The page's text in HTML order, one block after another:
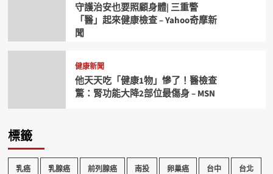
守護治安也要照顧身體| 三重警
「醫」起來健康檢查 – Yahoo奇摩新
聞
健康新聞
他天天吃「健康1物」慘了！醫檢查
驚：腎功能大降2部位最傷身 – MSN
標籤
乳癌 乳腺癌 前列腺癌 南投 卵巢癌 台中 台北